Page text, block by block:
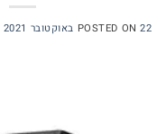
POSTED ON22 באוקטובר 2021